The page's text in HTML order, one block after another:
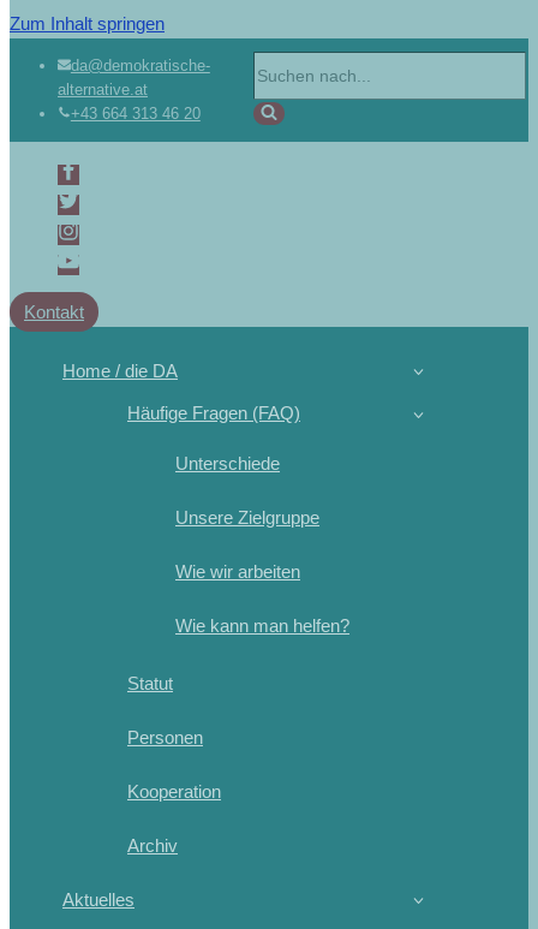
Zum Inhalt springen
da@demokratische-
alternative.at
+43 664 313 46 20
Kontakt
Home / die DA
Häufige Fragen (FAQ)
Unterschiede
Unsere Zielgruppe
Wie wir arbeiten
Wie kann man helfen?
Statut
Personen
Kooperation
Archiv
Aktuelles